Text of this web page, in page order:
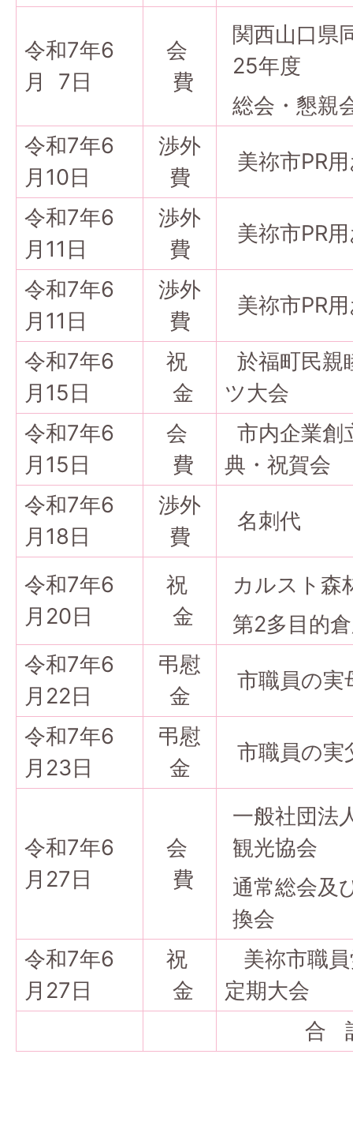
令和7年6
月 7日
会
費
関西山口県
25年度
総会・懇親
令和7年6
月10日
渉外
費
美祢市PR
令和7年6
月11日
渉外
費
美祢市PR
令和7年6
月11日
渉外
費
美祢市PR
令和7年6
月15日
祝
金
於福町民親
ツ大会
令和7年6
月15日
会
費
市内企業創
典・祝賀会
令和7年6
月18日
渉外
費
名刺代
令和7年6
月20日
祝
金
カルスト森
第2多目的
令和7年6
月22日
弔慰
金
市職員の実
令和7年6
月23日
弔慰
金
市職員の実
令和7年6
月27日
会
費
一般社団法
観光協会
通常総会及
換会
令和7年6
月27日
祝
金
美祢市職
定期大会
合